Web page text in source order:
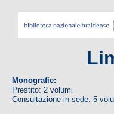
Monografie:
Prestito: 2 volumi
Consultazione in sede: 5